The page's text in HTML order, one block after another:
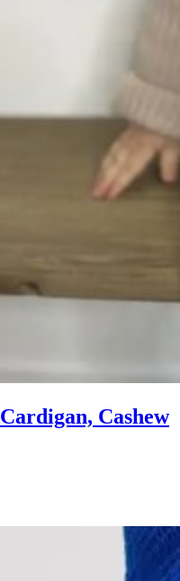
Cardigan, Cashew